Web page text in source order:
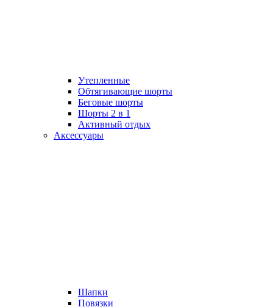
Утепленные
Обтягивающие шорты
Беговые шорты
Шорты 2 в 1
Активный отдых
Аксессуары
Шапки
Повязки